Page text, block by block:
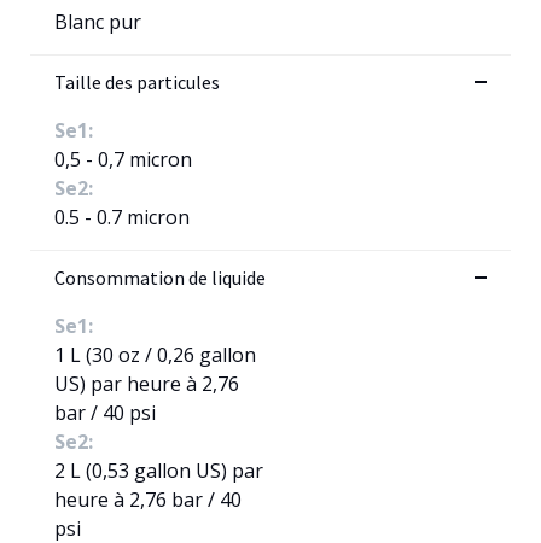
Blanc pur
Taille des particules
Se1:
0,5 - 0,7 micron
Se2:
0.5 - 0.7 micron
Consommation de liquide
Se1:
1 L (30 oz / 0,26 gallon
US) par heure à 2,76
bar / 40 psi
Se2:
2 L (0,53 gallon US) par
heure à 2,76 bar / 40
psi